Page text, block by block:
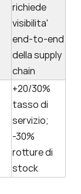
richiede
visibilita'
end-to-end
della supply
chain
+20/30%
tasso di
servizio;
-30%
rotture di
stock